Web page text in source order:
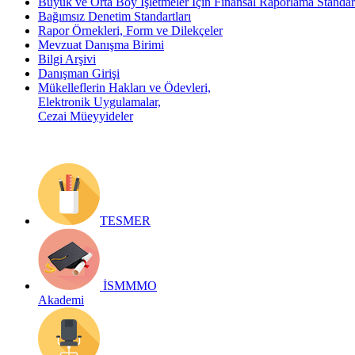
Bağımsız Denetim Standartları
Rapor Örnekleri, Form ve Dilekçeler
Mevzuat Danışma Birimi
Bilgi Arşivi
Danışman Girişi
Mükelleflerin Hakları ve Ödevleri,
Elektronik Uygulamalar,
Cezai Müeyyideler
TESMER
İSMMMO
Akademi